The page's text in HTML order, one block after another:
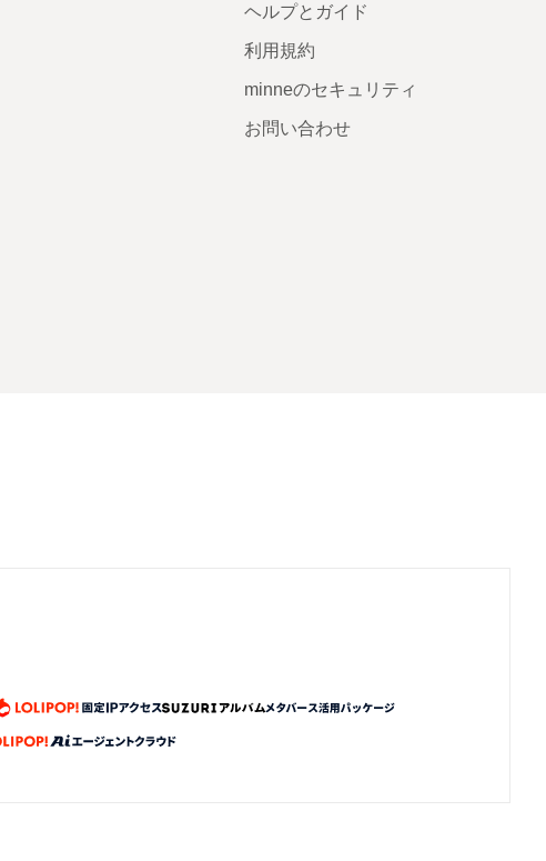
ヘルプとガイド
利用規約
minneのセキュリティ
お問い合わせ